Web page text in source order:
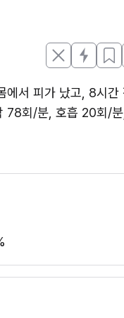
서 피가 났고, 8시간
78회/분, 호흡 20회/